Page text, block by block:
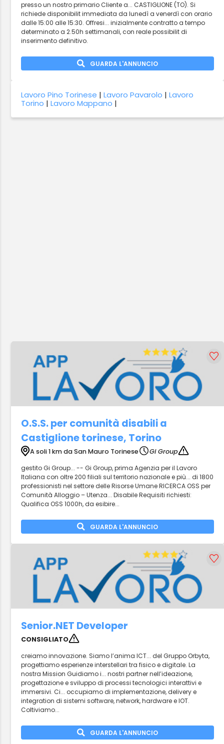
presso un nostro primario Cliente a... CASTIGLIONE (TO). Si
richiede disponibilit immediata da lunedì a venerdì con orario
dalle 15:00 alle 15:30. Offresi... inizialmente contratto a tempo
determinato a 2.50h settimanali, con reale possibilit di
inserimento definitivo.
GUARDA L'ANNUNCIO
Lavoro Pino Torinese |Lavoro Pavarolo |Lavoro
Torino |Lavoro Mappano |
O.S.S. per comunità disabili a
Castiglione torinese, Torino
A soli 1 km da San Mauro Torinese
Gi Group
gestito Gi Group... -- Gi Group, prima Agenzia per il Lavoro
Italiana con oltre 200 filiali sul territorio nazionale e più... di 1800
professionisti nel settore delle Risorse Umane RICERCA OSS per
Comunità Alloggio – Utenza... Disabile Requisiti richiesti:
Qualifica OSS 1000h, da esibire...
GUARDA L'ANNUNCIO
Senior.NET Developer
CONSIGLIATO
creiamo innovazione. Siamo l’anima ICT... del Gruppo Orbyta,
progettiamo esperienze interstellari tra fisico e digitale. La
nostra Mission Guidiamo i... nostri partner nell’ideazione,
progettazione e sviluppo di processi tecnologici interattivi e
immersivi. Ci... occupiamo di implementazione, delivery e
integration di sistemi software, network, hardware e IOT.
Coltiviamo...
GUARDA L'ANNUNCIO